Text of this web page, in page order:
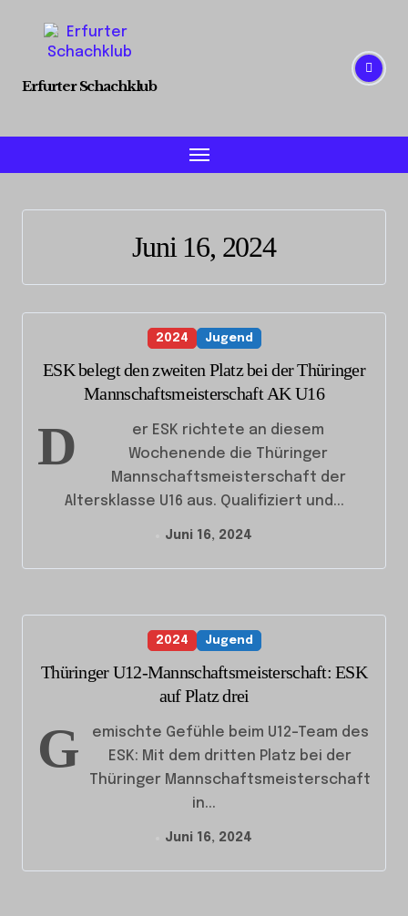
content
Erfurter Schachklub
Juni 16, 2024
2024 Jugend
ESK belegt den zweiten Platz bei der Thüringer
Mannschaftsmeisterschaft AK U16
D
er ESK richtete an diesem
Wochenende die Thüringer
Mannschaftsmeisterschaft der
Altersklasse U16 aus. Qualifiziert und...
Juni 16, 2024
2024 Jugend
Thüringer U12-Mannschaftsmeisterschaft: ESK
auf Platz drei
G
emischte Gefühle beim U12-Team des
ESK: Mit dem dritten Platz bei der
Thüringer Mannschaftsmeisterschaft
in...
Juni 16, 2024